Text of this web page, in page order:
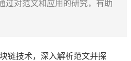
过对范文和应用的研究，有助
链技术，深入解析范文并探